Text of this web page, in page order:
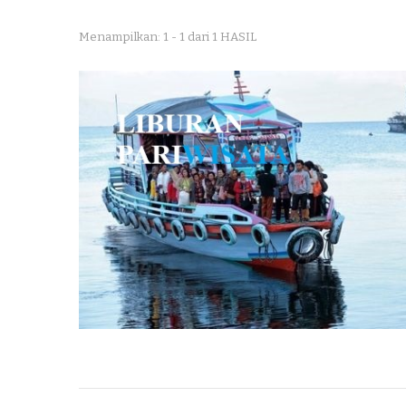
Menampilkan: 1 - 1 dari 1 HASIL